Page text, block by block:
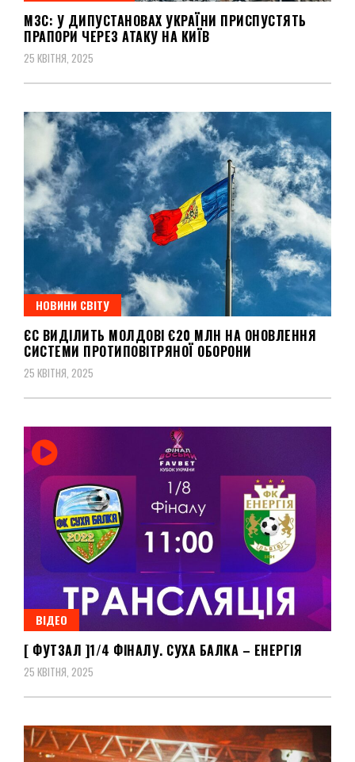
МЗС: У ДИПУСТАНОВАХ УКРАЇНИ ПРИСПУСТЯТЬ
ПРАПОРИ ЧЕРЕЗ АТАКУ НА КИЇВ
25 КВІТНЯ, 2025
НОВИНИ СВІТУ
ЄС ВИДІЛИТЬ МОЛДОВІ €20 МЛН НА ОНОВЛЕННЯ
СИСТЕМИ ПРОТИПОВІТРЯНОЇ ОБОРОНИ
25 КВІТНЯ, 2025
ВІДЕО
[ ФУТЗАЛ ]1/4 ФІНАЛУ. СУХА БАЛКА – ЕНЕРГІЯ
25 КВІТНЯ, 2025